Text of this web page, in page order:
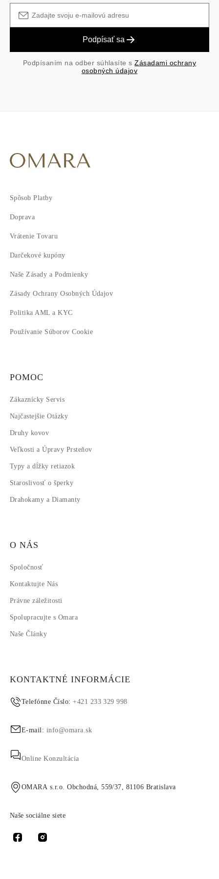
Podpísať sa
Podpísaním na odber súhlasíte sZásadami ochrany
osobných údajov
Spôsob Platby
Doprava
Vrátenie Tovaru
Darčekové kupóny
Naše Zásady a Podmienky
Zásady Ochrany Osobných Údajov
Politika AML a KYC
Používanie Súborov Cookie
POMOC
Zákaznícky Servis
Najčastejšie Otázky
Druhy kovov
Veľkosti a Úpravy Prsteňov
Typy a dĺžky retiazok
Staroslivosť o šperky
Drahokamy a Diamanty
O NÁS
Spoločnosť
Kontaktujte Nás
Právne záležitosti
Spolupracujte s Omara
Naše Články
KONTAKTNÉ INFORMÁCIE
Telefónne Číslo:+421 233 329 998
E-mail: info@omara.sk
Online Konzultácia
OMARA s.r.o. Obchodná, 559/37, 81106 Bratislava
Naše sociálne siete